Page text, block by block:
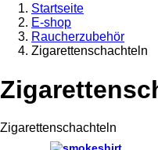
Startseite
E-shop
Raucherzubehör
Zigarettenschachteln
Zigarettenschachteln